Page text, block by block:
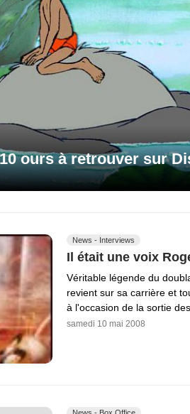
ours à retrouver sur
News - Interviews
Il était une voix
Véritable légende du
revient sur sa carrière et
à l'occasion de la sortie
samedi 10 mai 2008